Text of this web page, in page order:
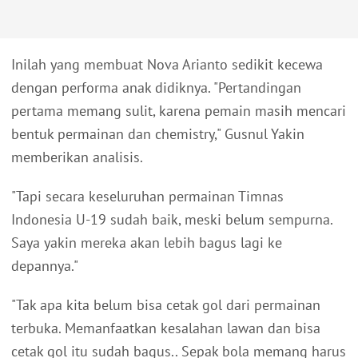
Inilah yang membuat Nova Arianto sedikit kecewa
dengan performa anak didiknya. "Pertandingan
pertama memang sulit, karena pemain masih mencari
bentuk permainan dan chemistry," Gusnul Yakin
memberikan analisis.
"Tapi secara keseluruhan permainan Timnas
Indonesia U-19 sudah baik, meski belum sempurna.
Saya yakin mereka akan lebih bagus lagi ke
depannya."
"Tak apa kita belum bisa cetak gol dari permainan
terbuka. Memanfaatkan kesalahan lawan dan bisa
cetak gol itu sudah bagus.. Sepak bola memang harus